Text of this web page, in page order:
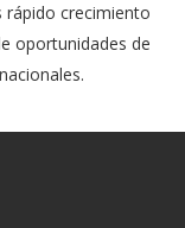
rápido crecimiento
oportunidades de